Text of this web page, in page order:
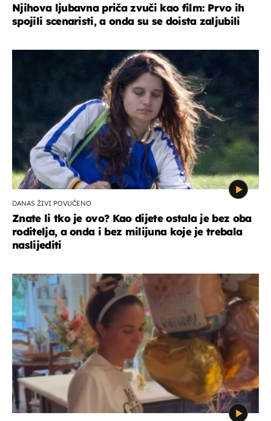
Njihova ljubavna priča zvuči kao film: Prvo ih
spojili scenaristi, a onda su se doista zaljubili
DANAS ŽIVI POVUČENO
Znate li tko je ovo? Kao dijete ostala je bez oba
roditelja, a onda i bez milijuna koje je trebala
naslijediti